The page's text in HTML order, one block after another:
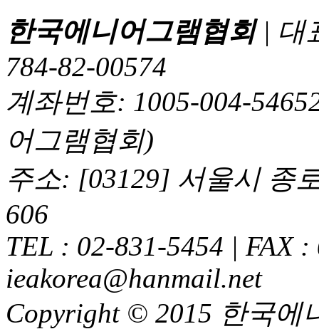
한국에니어그램협회| 대
784-82-00574
계좌번호: 1005-004-
어그램협회)
주소: [03129] 서울시 종
606
TEL : 02-831-5454 | FAX
ieakorea@hanmail.net
Copyright © 2015 한국에